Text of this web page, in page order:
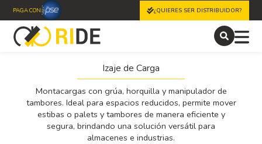
PAGA CON ¿QUIERES SER DISTRIBUIDOR?
Izaje de Carga
Montacargas con grúa, horquilla y manipulador de
tambores. Ideal para espacios reducidos, permite mover
estibas o palets y tambores de manera eficiente y
segura, brindando una solución versátil para
almacenes e industrias.